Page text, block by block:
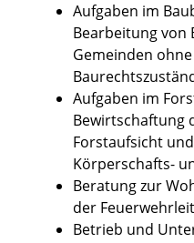
Aufgaben im
Bearbeitung von
Gemeinden
Aufgaben im
Bewirtschaftung
Forstaufsicht
Körperschafts-
Beratung zur
der
Betrieb und